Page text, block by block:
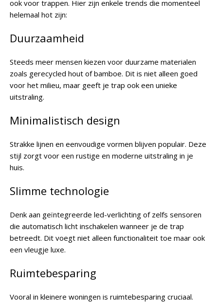
ook voor trappen. Hier zijn enkele trends die momenteel
helemaal hot zijn:
Duurzaamheid
Steeds meer mensen kiezen voor duurzame materialen
zoals gerecycled hout of bamboe. Dit is niet alleen goed
voor het milieu, maar geeft je trap ook een unieke
uitstraling.
Minimalistisch design
Strakke lijnen en eenvoudige vormen blijven populair. Deze
stijl zorgt voor een rustige en moderne uitstraling in je
huis.
Slimme technologie
Denk aan geïntegreerde led-verlichting of zelfs sensoren
die automatisch licht inschakelen wanneer je de trap
betreedt. Dit voegt niet alleen functionaliteit toe maar ook
een vleugje luxe.
Ruimtebesparing
Vooral in kleinere woningen is ruimtebesparing cruciaal.